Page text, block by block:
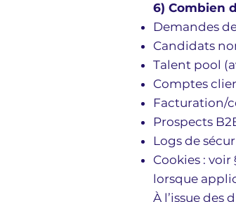
6) Combien
Demandes
Candidats
Talent pool
Comptes
Facturation/
Prospects
Logs de
Cookies :
lorsque
À l’issue des